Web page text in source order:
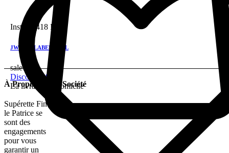
Instock 418 DH
JW RED LABEL 75 CL
sale!
Discount 28%
La livraison a domicile
À Propos De La Société
Supérette Fine
le Patrice se
sont des
engagements
pour vous
garantir un